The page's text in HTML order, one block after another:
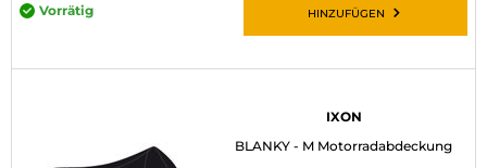
Vorrätig HINZUFÜGEN
IXON
BLANKY - M Motorradabdeckung